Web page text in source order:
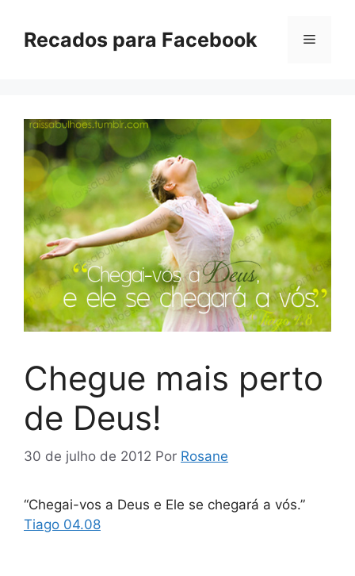
paraRecados para Facebook Menu
Chegue mais perto
de Deus!
30 de julho de 2012 Por Rosane
“Chegai-vos a Deus e Ele se chegará a vós.”
Tiago 04.08